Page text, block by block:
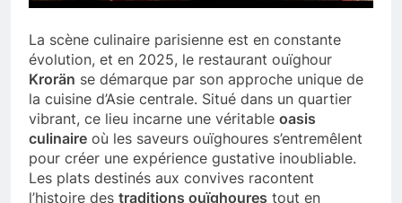
La scène culinaire parisienne est en constante
évolution, et en 2025, le restaurant ouïghour
Krorän se démarque par son approche unique de
la cuisine d’Asie centrale. Situé dans un quartier
vibrant, ce lieu incarne une véritable oasis
culinaire où les saveurs ouïghoures s’entremêlent
pour créer une expérience gustative inoubliable.
Les plats destinés aux convives racontent
l’histoire des traditions ouïghoures tout en